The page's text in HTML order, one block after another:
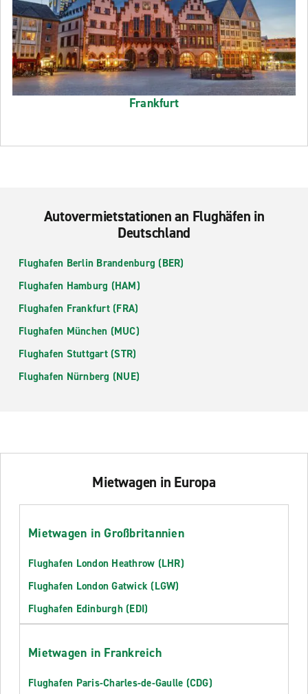
Frankfurt
Autovermietstationen an Flughäfen in
Deutschland
Flughafen Berlin Brandenburg (BER)
Flughafen Hamburg (HAM)
Flughafen Frankfurt (FRA)
Flughafen München (MUC)
Flughafen Stuttgart (STR)
Flughafen Nürnberg (NUE)
Mietwagen in Europa
Mietwagen in Großbritannien
Flughafen London Heathrow (LHR)
Flughafen London Gatwick (LGW)
Flughafen Edinburgh (EDI)
Mietwagen in Frankreich
Flughafen Paris-Charles-de-Gaulle (CDG)